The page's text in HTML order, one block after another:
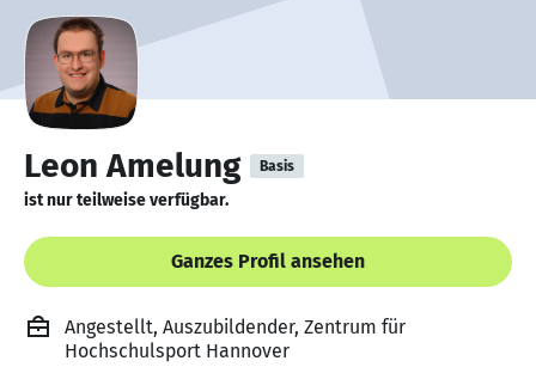
Leon Amelung Basis
ist nur teilweise verfügbar.
Ganzes Profil ansehen
Angestellt, Auszubildender, Zentrum für
Hochschulsport Hannover